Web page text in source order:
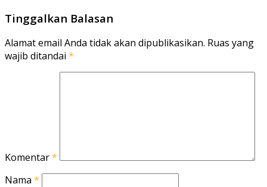
Tinggalkan Balasan
Alamat email Anda tidak akan dipublikasikan. Ruas yang
wajib ditandai *
Komentar*
Nama *